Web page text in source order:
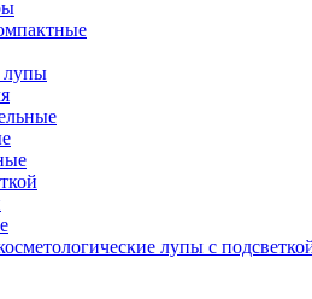
лупы
лупы с